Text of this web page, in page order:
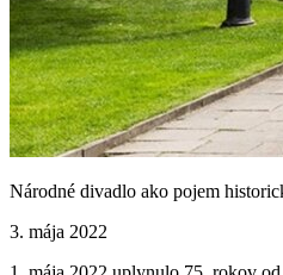
Národné divadlo ako pojem
3. mája 2022